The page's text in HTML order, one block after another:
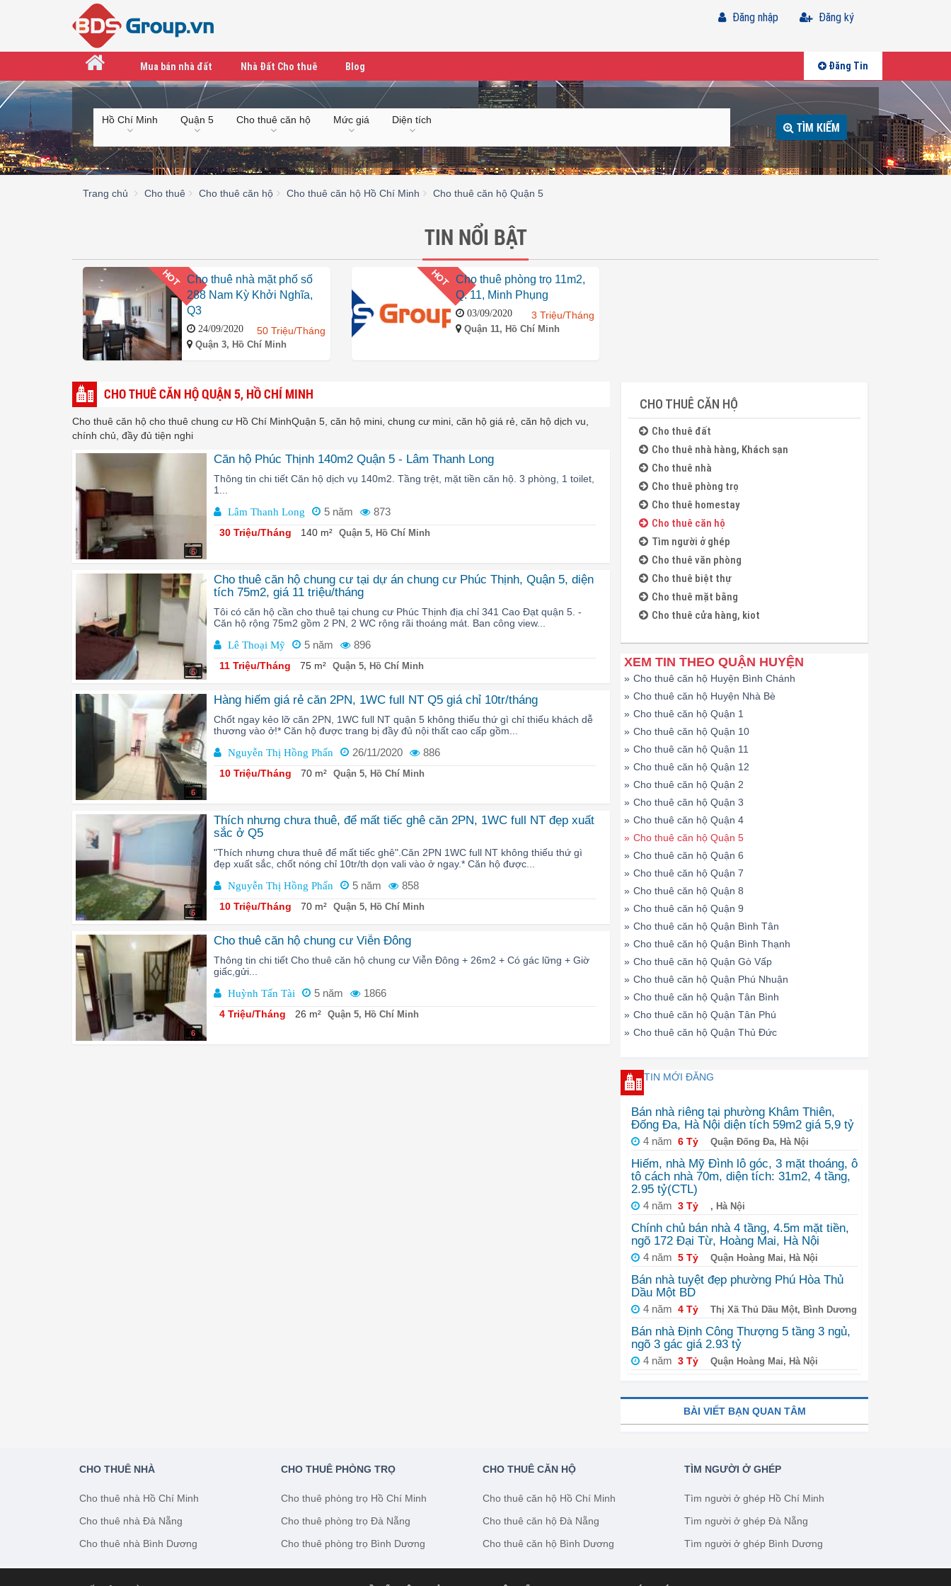
Đăng ký
Đăng nhập
Mua bán nhà đất Nhà Đất Cho thuê Blog Đăng Tin
Hồ Chí Minh Quận 5 Cho thuê căn hộ Mức giá Diện tích TÌM KIẾM
Trang chủ Cho thuê Cho thuê căn hộ Cho thuê căn hộ Hồ Chí Minh Cho thuê căn hộ Quận 5
TIN NỔI BẬT
HOT Cho thuê nhà mặt phố số
288 Nam Kỳ Khởi Nghĩa,
Q3
24/09/2020 50 Triệu/Tháng
Quận 3, Hồ Chí Minh
HOT Cho thuê phòng trọ 11m2,
Q. 11, Minh Phụng
03/09/2020 3 Triệu/Tháng
Quận 11, Hồ Chí Minh
CHO THUÊ CĂN HỘ QUẬN 5, HỒ CHÍ MINH
Cho thuê căn hộ cho thuê chung cư Hồ Chí MinhQuận 5, căn hộ mini, chung cư mini, căn hộ giá rẻ, căn hộ dịch vu,
chính chủ, đầy đủ tiện nghi
6
Căn hộ Phúc Thịnh 140m2 Quận 5 - Lâm Thanh Long
Thông tin chi tiết Căn hộ dịch vụ 140m2. Tầng trệt, mặt tiền căn hộ. 3 phòng, 1 toilet,
1...
Lâm Thanh Long 5 năm 873
30 Triệu/Tháng 140 m² Quận 5, Hồ Chí Minh
6
Cho thuê căn hộ chung cư tại dự án chung cư Phúc Thịnh, Quận 5, diện
tích 75m2, giá 11 triệu/tháng
Tôi có căn hộ cần cho thuê tại chung cư Phúc Thịnh địa chỉ 341 Cao Đạt quận 5. -
Căn hộ rộng 75m2 gồm 2 PN, 2 WC rộng rãi thoáng mát. Ban công view...
Lê Thoại Mỹ 5 năm 896
11 Triệu/Tháng 75 m² Quận 5, Hồ Chí Minh
6
Hàng hiếm giá rẻ căn 2PN, 1WC full NT Q5 giá chỉ 10tr/tháng
Chốt ngay kẻo lỡ căn 2PN, 1WC full NT quận 5 không thiếu thứ gì chỉ thiếu khách dễ
thương vào ở!* Căn hộ được trang bị đầy đủ nội thất cao cấp gồm...
Nguyễn Thị Hồng Phấn 26/11/2020 886
10 Triệu/Tháng 70 m² Quận 5, Hồ Chí Minh
6
Thích nhưng chưa thuê, để mất tiếc ghê căn 2PN, 1WC full NT đẹp xuất
sắc ở Q5
"Thích nhưng chưa thuê để mất tiếc ghê".Căn 2PN 1WC full NT không thiếu thứ gì
đẹp xuất sắc, chốt nóng chỉ 10tr/th dọn vali vào ở ngay.* Căn hộ được...
Nguyễn Thị Hồng Phấn 5 năm 858
10 Triệu/Tháng 70 m² Quận 5, Hồ Chí Minh
6
Cho thuê căn hộ chung cư Viễn Đông
Thông tin chi tiết Cho thuê căn hộ chung cư Viễn Đông + 26m2 + Có gác lững + Giờ
giấc,gửi...
Huỳnh Tấn Tài 5 năm 1866
4 Triệu/Tháng 26 m² Quận 5, Hồ Chí Minh
CHO THUÊ CĂN HỘ
Cho thuê đất
Cho thuê nhà hàng, Khách sạn
Cho thuê nhà
Cho thuê phòng trọ
Cho thuê homestay
Cho thuê căn hộ
Tìm người ở ghép
Cho thuê văn phòng
Cho thuê biệt thự
Cho thuê mặt bằng
Cho thuê cửa hàng, kiot
XEM TIN THEO QUẬN HUYỆN
» Cho thuê căn hộ Huyện Bình Chánh
» Cho thuê căn hộ Huyện Nhà Bè
» Cho thuê căn hộ Quận 1
» Cho thuê căn hộ Quận 10
» Cho thuê căn hộ Quận 11
» Cho thuê căn hộ Quận 12
» Cho thuê căn hộ Quận 2
» Cho thuê căn hộ Quận 3
» Cho thuê căn hộ Quận 4
» Cho thuê căn hộ Quận 5
» Cho thuê căn hộ Quận 6
» Cho thuê căn hộ Quận 7
» Cho thuê căn hộ Quận 8
» Cho thuê căn hộ Quận 9
» Cho thuê căn hộ Quận Bình Tân
» Cho thuê căn hộ Quận Bình Thạnh
» Cho thuê căn hộ Quận Gò Vấp
» Cho thuê căn hộ Quận Phú Nhuận
» Cho thuê căn hộ Quận Tân Bình
» Cho thuê căn hộ Quận Tân Phú
» Cho thuê căn hộ Quận Thủ Đức
TIN MỚI ĐĂNG
Bán nhà riêng tại phường Khâm Thiên,
Đống Đa, Hà Nội diện tích 59m2 giá 5,9 tỷ
4 năm 6 Tỷ Quận Đống Đa, Hà Nội
Hiếm, nhà Mỹ Đình lô góc, 3 mặt thoáng, ô
tô cách nhà 70m, diện tích: 31m2, 4 tầng,
2.95 tỷ(CTL)
4 năm 3 Tỷ , Hà Nội
Chính chủ bán nhà 4 tầng, 4.5m mặt tiền,
ngõ 172 Đại Từ, Hoàng Mai, Hà Nội
4 năm 5 Tỷ Quận Hoàng Mai, Hà Nội
Bán nhà tuyệt đẹp phường Phú Hòa Thủ
Dầu Một BD
4 năm 4 Tỷ Thị Xã Thủ Dầu Một, Bình Dương
Bán nhà Định Công Thượng 5 tầng 3 ngủ,
ngõ 3 gác giá 2.93 tỷ
4 năm 3 Tỷ Quận Hoàng Mai, Hà Nội
BÀI VIẾT BẠN QUAN TÂM
CHO THUÊ NHÀ
Cho thuê nhà Hồ Chí Minh
Cho thuê nhà Đà Nẵng
Cho thuê nhà Bình Dương
CHO THUÊ PHÒNG TRỌ
Cho thuê phòng trọ Hồ Chí Minh
Cho thuê phòng trọ Đà Nẵng
Cho thuê phòng trọ Bình Dương
CHO THUÊ CĂN HỘ
Cho thuê căn hộ Hồ Chí Minh
Cho thuê căn hộ Đà Nẵng
Cho thuê căn hộ Bình Dương
TÌM NGƯỜI Ở GHÉP
Tìm người ở ghép Hồ Chí Minh
Tìm người ở ghép Đà Nẵng
Tìm người ở ghép Bình Dương